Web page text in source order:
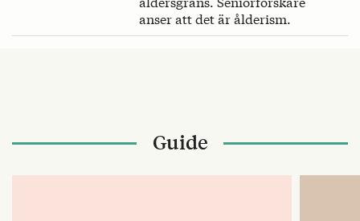
anser att det är ålderism.
Guide